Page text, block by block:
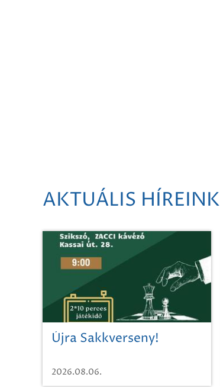
AKTUÁLIS HÍREINK
Újra Sakkverseny!
2026.08.06.